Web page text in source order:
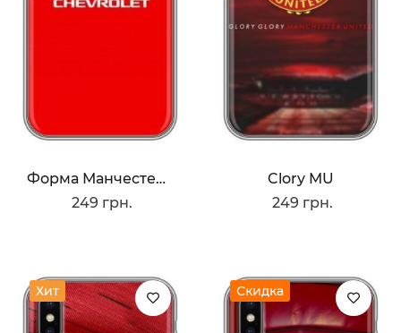
Форма Манчестера Юнайтед
249 грн.
Clory MU
249 грн.
Хит Скидка